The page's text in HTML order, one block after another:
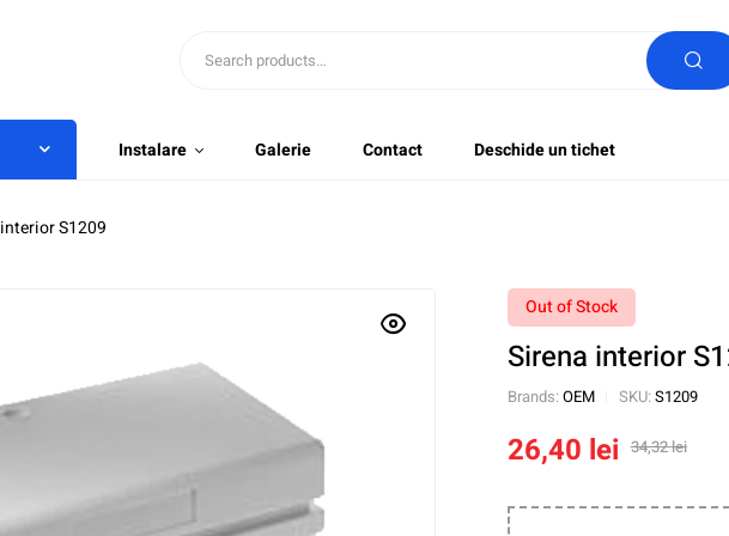
Instalare Galerie Contact Deschide un tichet
S1209
Out of Stock
Sirena interior
Brands: OEM SKU: S1209
34,32lei
26,40 lei